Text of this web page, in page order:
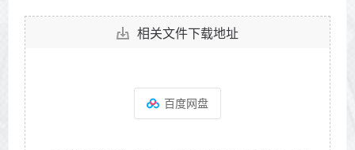
相关文件下载地址
百度网盘